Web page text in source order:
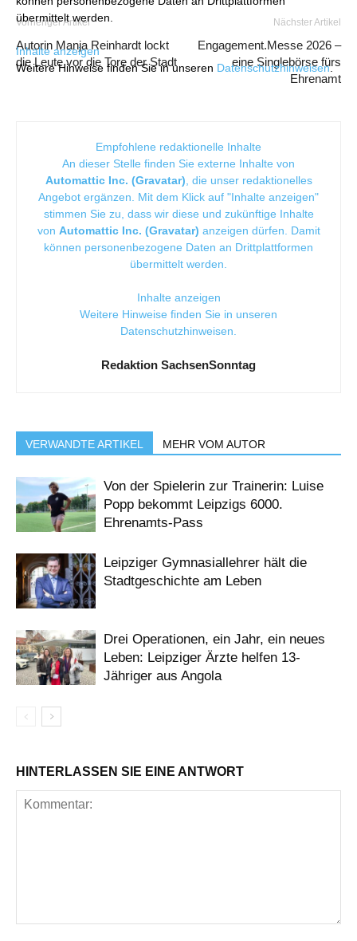
übermittelt werden.
Inhalte anzeigen
Weitere Hinweise finden Sie in unseren Datenschutzhinweisen.
Vorheriger Artikel
Autorin Manja Reinhardt lockt
die Leute vor die Tore der Stadt
Nächster Artikel
Engagement.Messe 2026 –
eine Singlebörse fürs
Ehrenamt
Empfohlene redaktionelle Inhalte
An dieser Stelle finden Sie externe Inhalte von
Automattic Inc. (Gravatar) , die unser redaktionelles
Angebot ergänzen. Mit dem Klick auf "Inhalte anzeigen"
stimmen Sie zu, dass wir diese und zukünftige Inhalte
von Automattic Inc. (Gravatar) anzeigen dürfen. Damit
können personenbezogene Daten an Drittplattformen
übermittelt werden.
Inhalte anzeigen
Weitere Hinweise finden Sie in unseren
Datenschutzhinweisen
Redaktion SachsenSonntag
VERWANDTE ARTIKEL MEHR VOM AUTOR
Von der Spielerin zur Trainerin: Luise
Popp bekommt Leipzigs 6000.
Ehrenamts-Pass
Leipziger Gymnasiallehrer hält die
Stadtgeschichte am Leben
Drei Operationen, ein Jahr, ein neues
Leben: Leipziger Ärzte helfen 13-
Jähriger aus Angola
HINTERLASSEN SIE EINE ANTWORT